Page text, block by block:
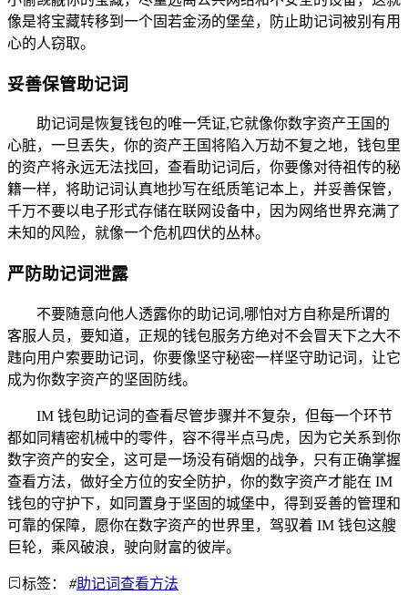
像是将宝藏转移到一个固若金汤的堡垒，防止助记词被别有用
心的人窃取。
妥善保管助记词
助记词是恢复钱包的唯一凭证,它就像你数字资产王国的
心脏，一旦丢失，你的资产王国将陷入万劫不复之地，钱包里
的资产将永远无法找回，查看助记词后，你要像对待祖传的秘
籍一样，将助记词认真地抄写在纸质笔记本上，并妥善保管，
千万不要以电子形式存储在联网设备中，因为网络世界充满了
未知的风险，就像一个危机四伏的丛林。
严防助记词泄露
不要随意向他人透露你的助记词,哪怕对方自称是所谓的
客服人员，要知道，正规的钱包服务方绝对不会冒天下之大不
韪向用户索要助记词，你要像坚守秘密一样坚守助记词，让它
成为你数字资产的坚固防线。
IM 钱包助记词的查看尽管步骤并不复杂，但每一个环节
都如同精密机械中的零件，容不得半点马虎，因为它关系到你
数字资产的安全，这可是一场没有硝烟的战争，只有正确掌握
查看方法，做好全方位的安全防护，你的数字资产才能在 IM
钱包的守护下，如同置身于坚固的城堡中，得到妥善的管理和
可靠的保障，愿你在数字资产的世界里，驾驭着 IM 钱包这艘
巨轮，乘风破浪，驶向财富的彼岸。
标签： #助记词查看方法